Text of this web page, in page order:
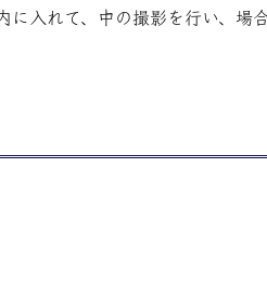
入れて、中の撮影を行い、場